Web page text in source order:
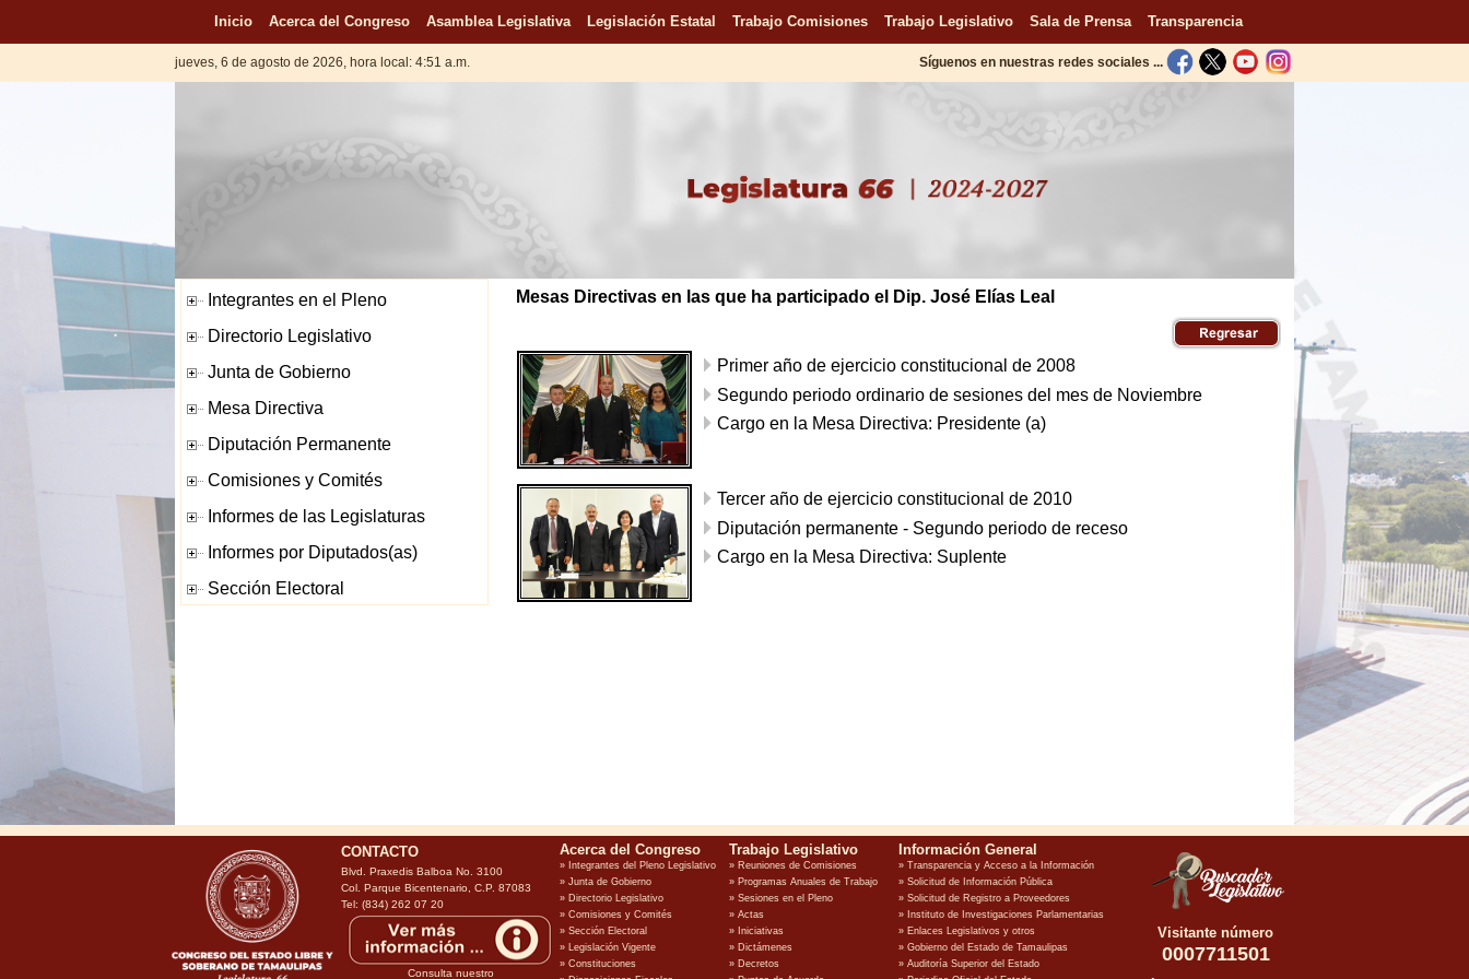
Inicio Acerca del Congreso Asamblea Legislativa Legislación Estatal Trabajo Comisiones Trabajo Legislativo Sala de Prensa Transparencia
jueves, 6 de agosto de 2026, hora local: 4:51 a.m. Síguenos en nuestras redes sociales ...
Mesas Directivas en las que ha participado el Dip. José Elías Leal
Primer año de ejercicio constitucional de 2008
Segundo periodo ordinario de sesiones del mes de Noviembre
Cargo en la Mesa Directiva: Presidente (a)
Tercer año de ejercicio constitucional de 2010
Diputación permanente - Segundo periodo de receso
Cargo en la Mesa Directiva: Suplente
CONTACTO
Blvd. Praxedis Balboa No. 3100
Col. Parque Bicentenario, C.P. 87083
Tel: (834) 262 07 20
Consulta nuestro